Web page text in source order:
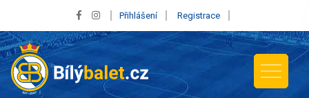
Přihlášení Registrace